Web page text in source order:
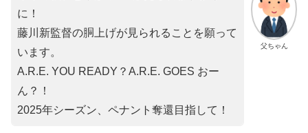
父ちゃん
に！
藤川新監督の胴上げが見られることを願って
います。
A.R.E. YOU READY？A.R.E. GOES おー
ん？！
2025年シーズン、ペナント奪還目指して！